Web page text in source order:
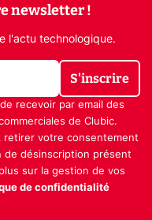
newsletter !
l'actu technologique.
S'inscrire
recevoir par email des
de Clubic.
retirer votre consentement
de désinscription présent
sur la gestion de vos
de confidentialité